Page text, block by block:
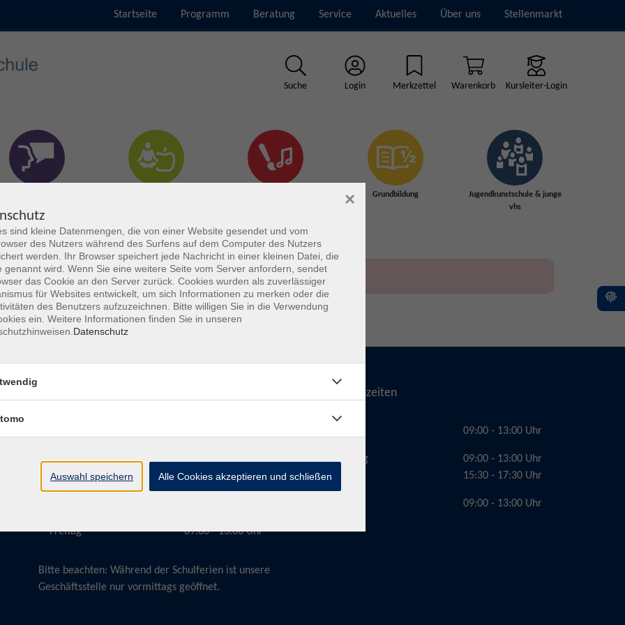
Startseite Programm Beratung Service Aktuelles Über uns Stellenmarkt
Suche Login Merkzettel Warenkorb Kursleiter-Login
Grundbildung
Jugendkunstschule & junge
vhs
Dienstag
Freitag
15:30 - 17:30 Uhr
09:00 - 13:00 Uhr
Bitte beachten: Während der Schulferien ist unsere
Geschäftsstelle nur vormittags geöffnet.
Telefonzeiten
Dienstag
09:00 - 13:00 Uhr
09:00 - 13:00 Uhr
15:30 - 17:30 Uhr
09:00 - 13:00 Uhr
sind kleine Datenmengen, die von einer Website gesendet und vom
des Nutzers während des Surfens auf dem Computer des Nutzers
werden. Ihr Browser speichert jede Nachricht in einer kleinen Datei, die
genannt wird. Wenn Sie eine weitere Seite vom Server anfordern, sendet
das Cookie an den Server zurück. Cookies wurden als zuverlässiger
für Websites entwickelt, um sich Informationen zu merken oder die
des Benutzers aufzuzeichnen. Bitte willigen Sie in die Verwendung
ein. Weitere Informationen finden Sie in unseren
Datenschutz
×
Auswahl speichern Alle Cookies akzeptieren und schließen